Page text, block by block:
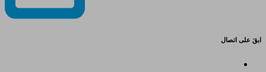
ابقَ على اتصال